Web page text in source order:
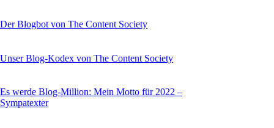
Der Blogbot von The Content Society
Unser Blog-Kodex von The Content Society
Es werde Blog-Million: Mein Motto für 2022 –
Sympatexter